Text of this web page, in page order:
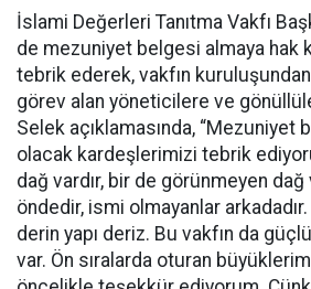
İslami Değerleri Tanıtma Vakfı
de mezuniyet belgesi almaya hak
tebrik ederek, vakfın
görev alan yöneticilere ve
Selek açıklamasında, “Mezuniyet
olacak kardeşlerimizi tebrik
dağ vardır, bir de görünmeyen dağ
öndedir, ismi olmayanlar
derin yapı deriz. Bu vakfın da
var. Ön sıralarda oturan